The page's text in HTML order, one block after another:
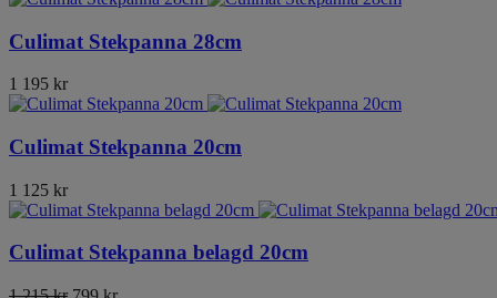
Culimat Stekpanna 28cm
1 195 kr
Culimat Stekpanna 20cm
1 125 kr
Culimat Stekpanna belagd 20cm